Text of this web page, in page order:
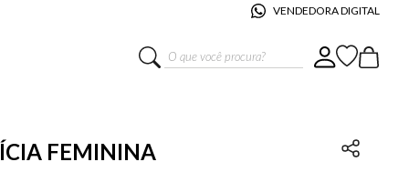
VENDEDORA DIGITAL
O que você procura?
FEMININA